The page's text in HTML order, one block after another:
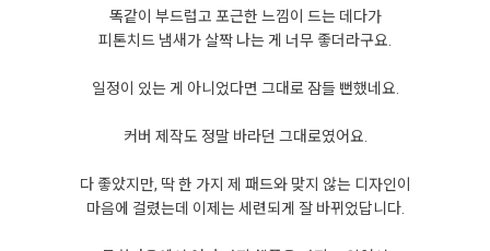
똑같이 부드럽고 포근한 느낌이 드는 데다가
피톤치드 냄새가 살짝 나는 게 너무 좋더라구요.
일정이 있는 게 아니었다면 그대로 잠들 뻔했네요.
커버 제작도 정말 바라던 그대로였어요.
다 좋았지만, 딱 한 가지 제 패드와 맞지 않는 디자인이
마음에 걸렸는데 이제는 세련되게 잘 바뀌었답니다.